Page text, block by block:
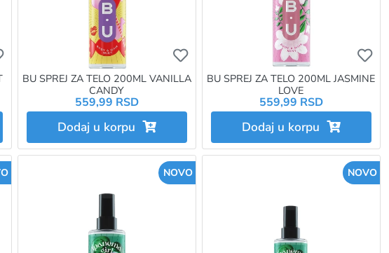
morate da budete prijavljeni
Ukoliko želite da dodate proizvod u omiljene morate da budete prijavljeni
Ukoliko želite da dodate proizvod u
BU SPREJ ZA TELO 200ML VANILLA
CANDY
559,99 RSD
Dodaj u korpu
BU SPREJ ZA TELO 200ML JASMINE
LOVE
559,99 RSD
Dodaj u korpu
NOVO NOVO